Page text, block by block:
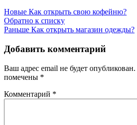
Новые Как открыть свою кофейню?
Обратно к списку
Раньше Как открыть магазин одежды?
Добавить комментарий
Ваш адрес email не будет опубликован.
помечены *
Комментарий *